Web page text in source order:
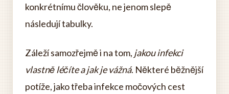
konkrétnímu člověku, ne jenom slepě
následují tabulky.
Záleží samozřejmě i na tom, jakou infekci
vlastně léčíte a jak je vážná. Některé běžnější
potíže, jako třeba infekce močových cest